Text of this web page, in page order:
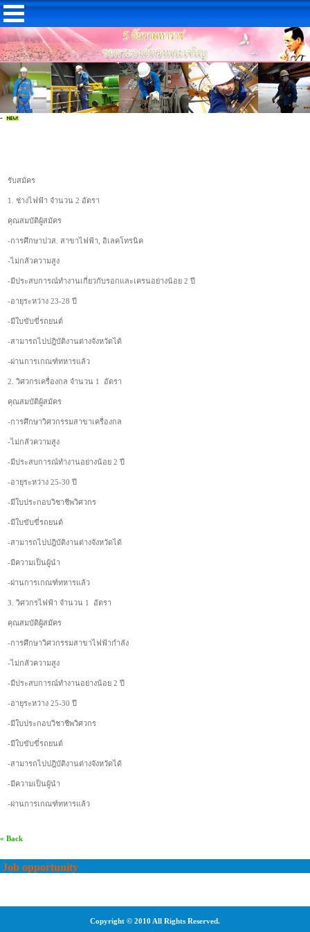
-
รับสมัคร
1. ช่างไฟฟ้า จำนวน 2 อัตรา
คุณสมบัติผู้สมัคร
-การศึกษาปวส. สาขาไฟฟ้า, อิเลคโทรนิค
-ไม่กลัวความสูง
-มีประสบการณ์ทำงานเกี่ยวกับรอกและเครนอย่างน้อย 2 ปี
-อายุระหว่าง 23-28 ปี
-มีใบขับขี่รถยนต์
-สามารถไปปฎิบัติงานต่างจังหวัดได้
-ผ่านการเกณฑ์ทหารแล้ว
2. วิศวกรเครื่องกล จำนวน 1 อัตรา
คุณสมบัติผู้สมัคร
-การศึกษาวิศวกรรมสาขาเครื่องกล
-ไม่กลัวความสูง
-มีประสบการณ์ทำงานอย่างน้อย 2 ปี
-อายุระหว่าง 25-30 ปี
-มีใบประกอบวิชาชีพวิศวกร
-มีใบขับขี่รถยนต์
-สามารถไปปฎิบัติงานต่างจังหวัดได้
-มีความเป็นผู้นำ
-ผ่านการเกณฑ์ทหารแล้ว
3. วิศวกรไฟฟ้า จำนวน 1 อัตรา
คุณสมบัติผู้สมัคร
-การศึกษาวิศวกรรมสาขาไฟฟ้ากำลัง
-ไม่กลัวความสูง
-มีประสบการณ์ทำงานอย่างน้อย 2 ปี
-อายุระหว่าง 25-30 ปี
-มีใบประกอบวิชาชีพวิศวกร
-มีใบขับขี่รถยนต์
-สามารถไปปฎิบัติงานต่างจังหวัดได้
-มีความเป็นผู้นำ
-ผ่านการเกณฑ์ทหารแล้ว
« Back
Job opportunity
Copyright © 2010 All Rights Reserved.